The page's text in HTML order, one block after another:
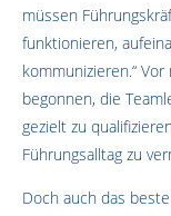
müssen
funktionieren,
kommunizieren.“
begonnen, die
gezielt zu
Führungsalltag zu
Doch auch das